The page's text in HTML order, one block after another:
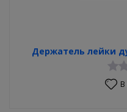
Держатель лейки
В